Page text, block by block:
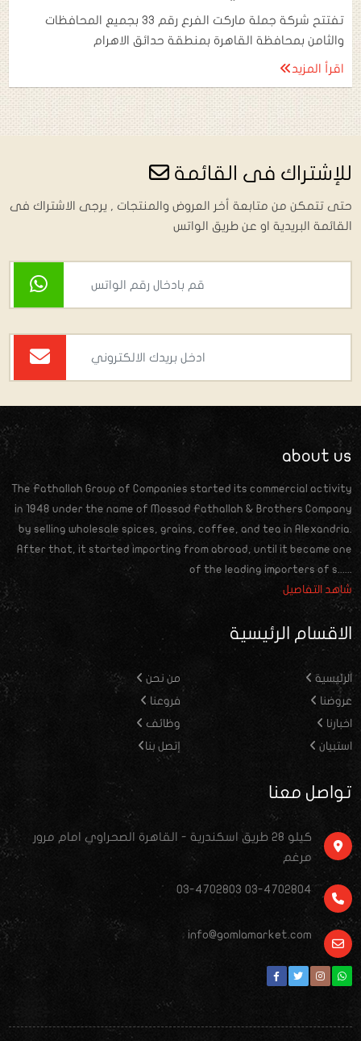
تفتتح شركة جملة ماركت الفرع رقم 33 بجميع المحافظات
والثامن بمحافظة القاهرة بمنطقة حدائق الاهرام
اقرأ المزيد
للإشتراك فى القائمة
حتى تتمكن من متابعة أخر العروض والمنتجات , يرجى الاشتراك فى
القائمة البريدية او عن طريق الواتس
about us
The Fathallah Group of Companies started its commercial activity
in 1948 under the name of Mossad Fathallah & Brothers Company
by selling wholesale spices, grains, coffee, and tea in Alexandria.
After that, it started importing from abroad, until it became one
of the leading importers of s......
شاهد التفاصيل
الاقسام الرئيسية
الرئيسية
من نحن
عروضنا
فروعنا
اخبارنا
وظائف
استبيان
إتصل بنا
تواصل معنا
كيلو ٢٨ طريق اسكندرية - القاهرة الصحراوي امام مرور
مرغم
03-4702803 03-4702804
info@gomlamarket.com